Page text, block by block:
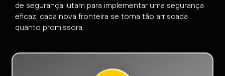
de segurança lutam para implementar uma segurança
eficaz, cada nova fronteira se torna tão arriscada
quanto promissora.